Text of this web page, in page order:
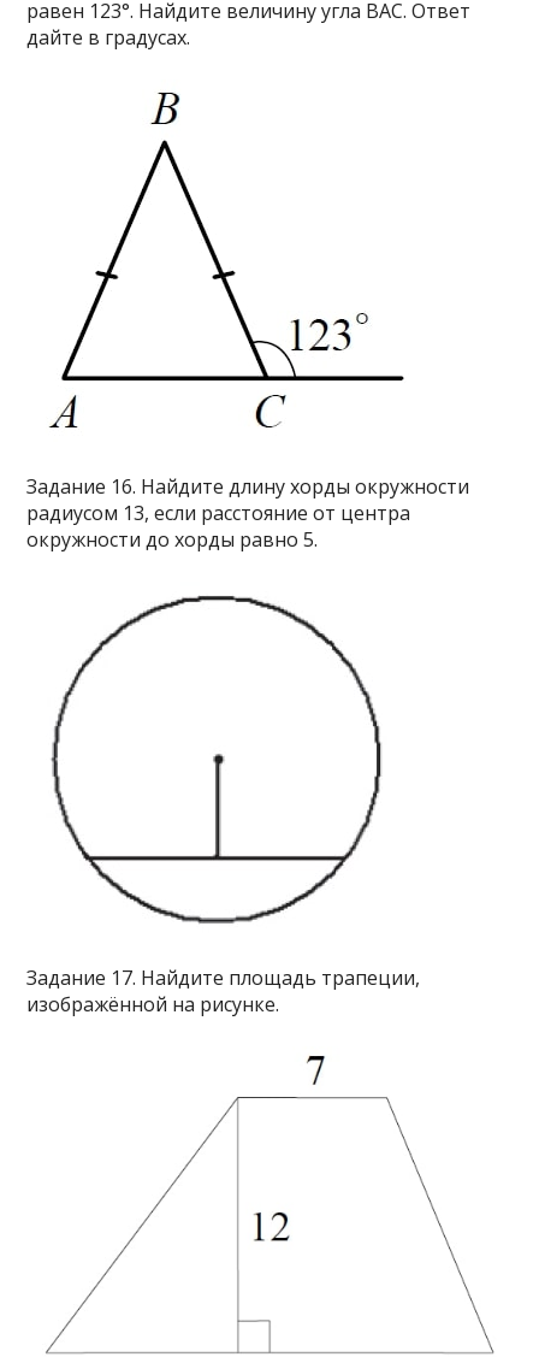
равен 123°. Найдите величину угла ВАС. Ответ
дайте в градусах.
Задание 16. Найдите длину хорды окружности
радиусом 13, если расстояние от центра
окружности до хорды равно 5.
Задание 17. Найдите площадь трапеции,
изображённой на рисунке.